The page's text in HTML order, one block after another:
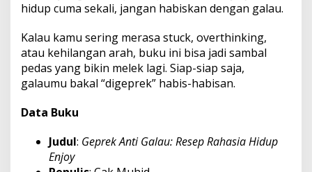
hidup cuma sekali, jangan habiskan dengan galau.
Kalau kamu sering merasa stuck, overthinking,
atau kehilangan arah, buku ini bisa jadi sambal
pedas yang bikin melek lagi. Siap-siap saja,
galaumu bakal “digeprek” habis-habisan.
Data Buku
Judul: Geprek Anti Galau: Resep Rahasia Hidup
Enjoy